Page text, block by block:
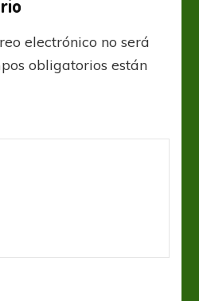
electrónico no será
obligatorios están